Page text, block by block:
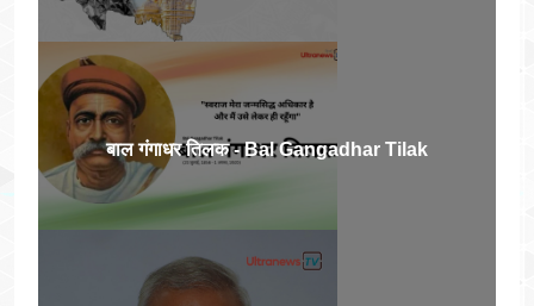
बाल गंगाधर तिलक - Bal Gangadhar Tilak